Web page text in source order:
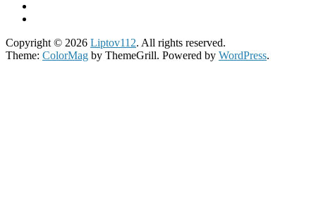
Copyright © 2026 Liptov112. All rights reserved.
Theme: ColorMag by ThemeGrill. Powered by WordPress.